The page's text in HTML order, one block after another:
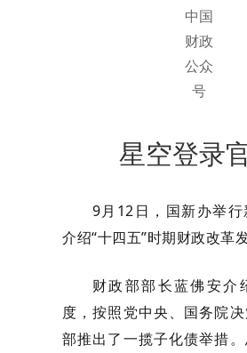
中国
财政
公众
号
星空登录
9月12日，国新办举行
介绍“十四五”时期财政改革
财政部部长蓝佛安介
度，按照党中央、国务院
部推出了一揽子化债举措